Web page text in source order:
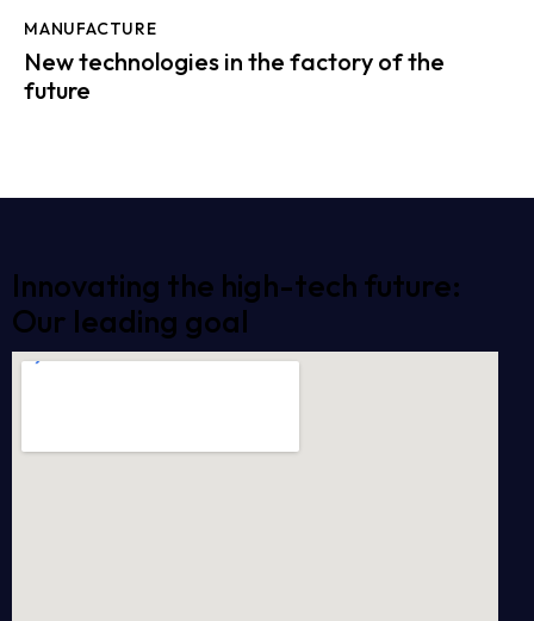
MANUFACTURE
New technologies in the factory of the
future
Innovating the high-tech future:
Our leading goal